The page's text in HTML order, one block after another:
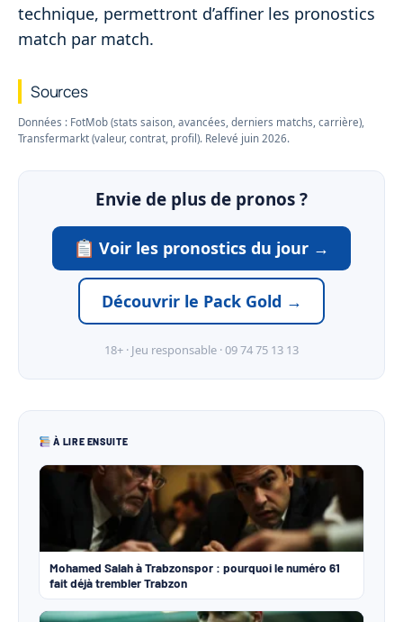
technique, permettront d’affiner les pronostics
match par match.
Sources
Données : FotMob (stats saison, avancées, derniers matchs, carrière),
Transfermarkt (valeur, contrat, profil). Relevé juin 2026.
Envie de plus de pronos ?
Voir les pronostics du jour →
Découvrir le Pack Gold →
18+ · Jeu responsable · 09 74 75 13 13
À LIRE ENSUITE
Mohamed Salah à Trabzonspor : pourquoi le numéro 61
fait déjà trembler Trabzon